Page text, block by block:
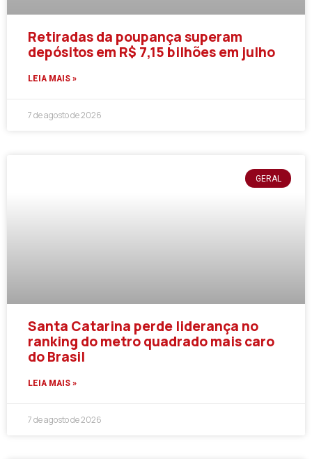
Retiradas da poupança superam
depósitos em R$ 7,15 bilhões em julho
LEIA MAIS »
7 de agosto de 2026
GERAL
Santa Catarina perde liderança no
ranking do metro quadrado mais caro
do Brasil
LEIA MAIS »
7 de agosto de 2026